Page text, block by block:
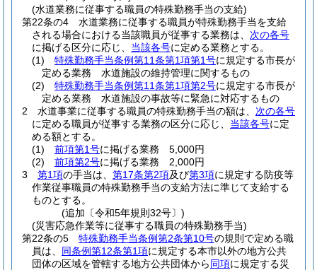
(水道業務に従事する職員の特殊勤務手当の支給)
第22条の4
水道業務に従事する職員が特殊勤務手当を支給
される場合における当該職員が従事する業務は、 次の各号
に掲げる区分に応じ、 当該各号に定める業務とする。
(1)
特殊勤務手当条例第11条第1項第1号に規定する市長が
定める業務 水道施設の維持管理に関するもの
(2)
特殊勤務手当条例第11条第1項第2号に規定する市長が
定める業務 水道施設の事故等に緊急に対応するもの
2
水道事業に従事する職員の特殊勤務手当の額は、 次の各号
に定める職員が従事する業務の区分に応じ、 当該各号に定
める額とする。
(1)
前項第1号に掲げる業務 5,000円
(2)
前項第2号に掲げる業務 2,000円
3
第1項の手当は、 第17条第2項及び第3項に規定する防疫等
作業従事職員の特殊勤務手当の支給方法に準じて支給する
ものとする。
(追加〔令和5年規則32号〕)
(災害応急作業等に従事する職員の特殊勤務手当)
第22条の5
特殊勤務手当条例第2条第10号の規則で定める職
員は、 同条例第12条第1項に規定する本市以外の地方公共
団体の区域を管轄する地方公共団体から同項に規定する災